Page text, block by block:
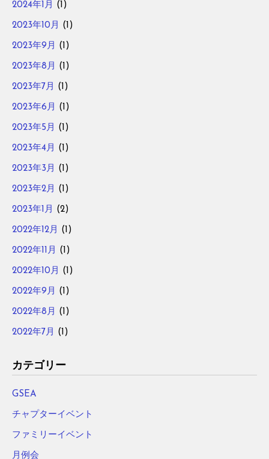
2024年1月 (1)
2023年10月 (1)
2023年9月 (1)
2023年8月 (1)
2023年7月 (1)
2023年6月 (1)
2023年5月 (1)
2023年4月 (1)
2023年3月 (1)
2023年2月 (1)
2023年1月 (2)
2022年12月 (1)
2022年11月 (1)
2022年10月 (1)
2022年9月 (1)
2022年8月 (1)
2022年7月 (1)
カテゴリー
GSEA
チャプターイベント
ファミリーイベント
月例会